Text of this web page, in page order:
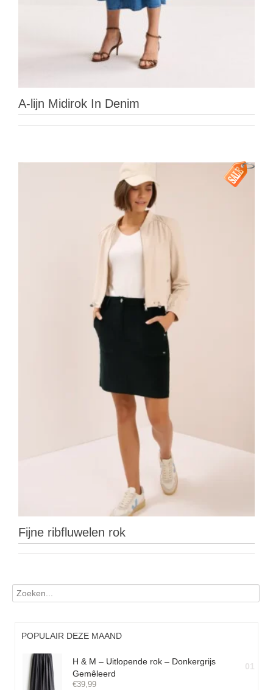
A-lijn Midirok In Denim
Fijne ribfluwelen rok
POPULAIR DEZE MAAND
H & M – Uitlopende rok – Donkergrijs
Gemêleerd
€39,99
01